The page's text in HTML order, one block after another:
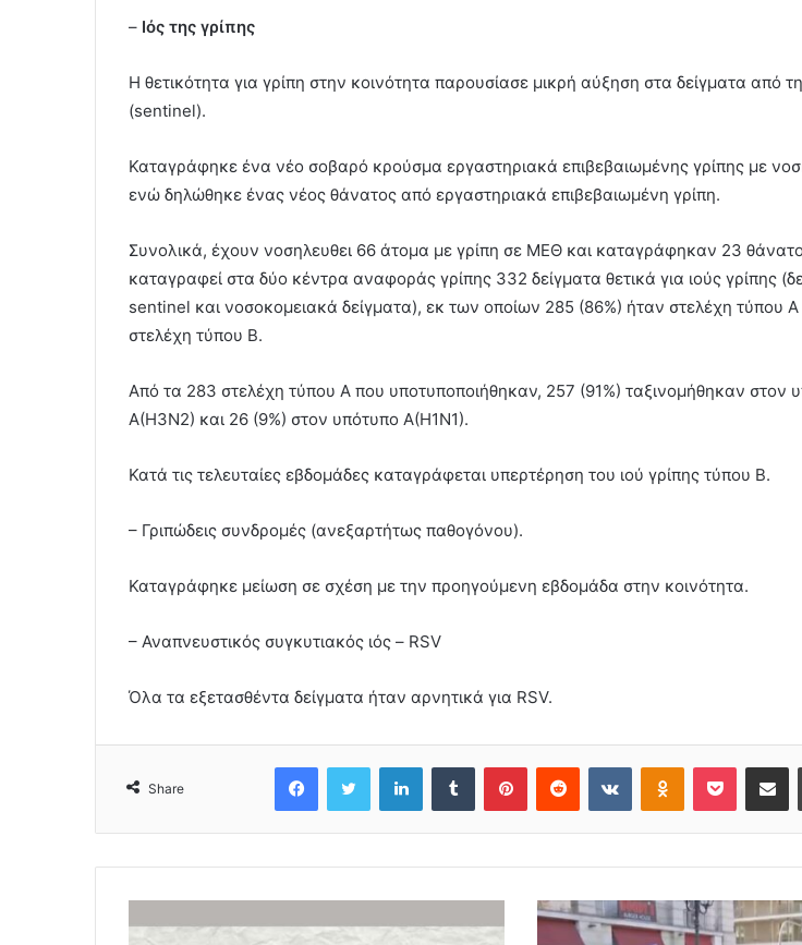
– Ιός της γρίπης
Η θετικότητα για γρίπη στην κοινότητα παρουσίασε μικρή αύξηση στα δείγματα από
(sentinel).
Καταγράφηκε ένα νέο σοβαρό κρούσμα εργαστηριακά επιβεβαιωμένης γρίπης με
ενώ δηλώθηκε ένας νέος θάνατος από εργαστηριακά επιβεβαιωμένη γρίπη.
Συνολικά, έχουν νοσηλευθει 66 άτομα με γρίπη σε ΜΕΘ και καταγράφηκαν 23
καταγραφεί στα δύο κέντρα αναφοράς γρίπης 332 δείγματα θετικά για ιούς γρίπης
sentinel και νοσοκομειακά δείγματα), εκ των οποίων 285 (86%) ήταν στελέχη τύπου Α
στελέχη τύπου Β.
Από τα 283 στελέχη τύπου Α που υποτυποποιήθηκαν, 257 (91%) ταξινομήθηκαν στον
Α(Η3Ν2) και 26 (9%) στον υπότυπο Α(Η1Ν1).
Κατά τις τελευταίες εβδομάδες καταγράφεται υπερτέρηση του ιού γρίπης τύπου Β.
– Γριπώδεις συνδρομές (ανεξαρτήτως παθογόνου).
Καταγράφηκε μείωση σε σχέση με την προηγούμενη εβδομάδα στην κοινότητα.
– Αναπνευστικός συγκυτιακός ιός – RSV
Όλα τα εξετασθέντα δείγματα ήταν αρνητικά για RSV.
Share